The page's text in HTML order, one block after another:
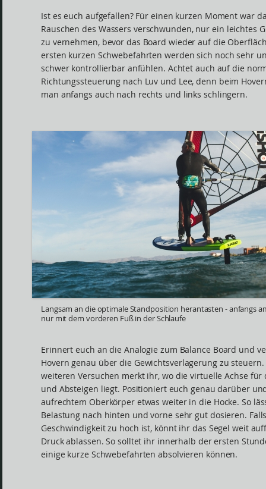
Ist es euch aufgefallen? Für einen kurzen Moment war
Rauschen des Wassers verschwunden, nur ein leichtes
zu vernehmen, bevor das Board wieder auf die
ersten kurzen Schwebefahrten werden sich noch sehr
schwer kontrollierbar anfühlen. Achtet auch auf die
Richtungssteuerung nach Luv und Lee, denn beim
man anfangs auch nach rechts und links schlingern.
Langsam an die optimale Standposition herantasten - anfangs
nur mit dem vorderen Fuß in der Schlaufe
Erinnert euch an die Analogie zum Balance Board und
Hovern genau über die Gewichtsverlagerung zu steuern.
weiteren Versuchen merkt ihr, wo die virtuelle Achse für
und Absteigen liegt. Positioniert euch genau darüber
aufrechtem Oberkörper etwas weiter in die Hocke. So
Belastung nach hinten und vorne sehr gut dosieren.
Geschwindigkeit zu hoch ist, könnt ihr das Segel weit
Druck ablassen. So solltet ihr innerhalb der ersten
einige kurze Schwebefahrten absolvieren können.